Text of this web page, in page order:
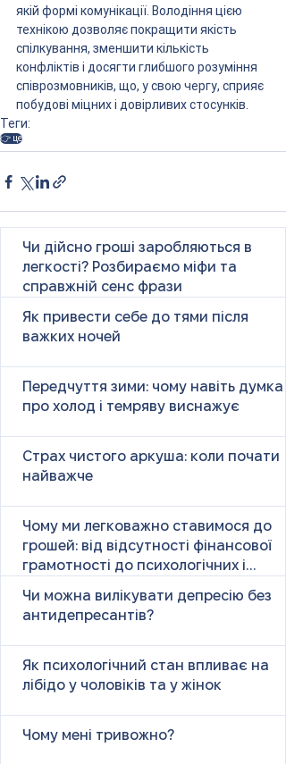
якій формі комунікації. Володіння цією
технікою дозволяє покращити якість
спілкування, зменшити кількість
конфліктів і досягти глибшого розуміння
співрозмовників, що, у свою чергу, сприяє
побудові міцних і довірливих стосунків.
Теги:
👉 це
Чи дійсно гроші заробляються в
легкості? Розбираємо міфи та
справжній сенс фрази
Як привести себе до тями після
важких ночей
Передчуття зими: чому навіть думка
про холод і темряву виснажує
Страх чистого аркуша: коли почати
найважче
Чому ми легковажно ставимося до
грошей: від відсутності фінансової
грамотності до психологічних і
Чи можна вилікувати депресію без
антидепресантів?
Як психологічний стан впливає на
лібідо у чоловіків та у жінок
Чому мені тривожно?